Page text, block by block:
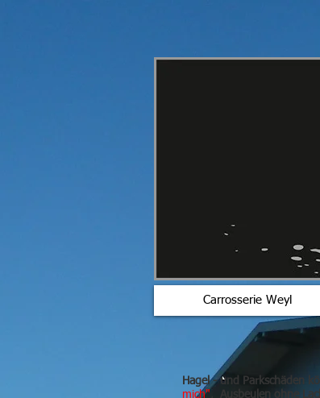
Carrosserie Weyl
Hagel - und Parkschäden
mich" , Ausbeulen ohne